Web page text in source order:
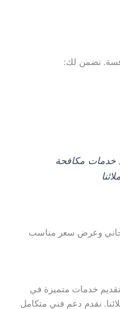
نضمن لك:
خدمات مكافحة
وعرض سعر مناسب
خدمات متميزة في
نقدم دعم فني متكامل